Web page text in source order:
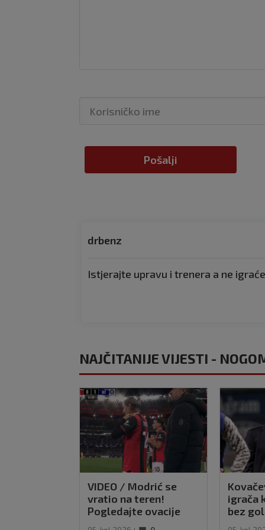
Pošalji
drbenz
Istjerajte upravu i trenera a ne igraće
NAJČITANIJE VIJESTI -
VIDEO / Modrić se
vratio na teren!
Pogledajte ovacije
igrača
bez